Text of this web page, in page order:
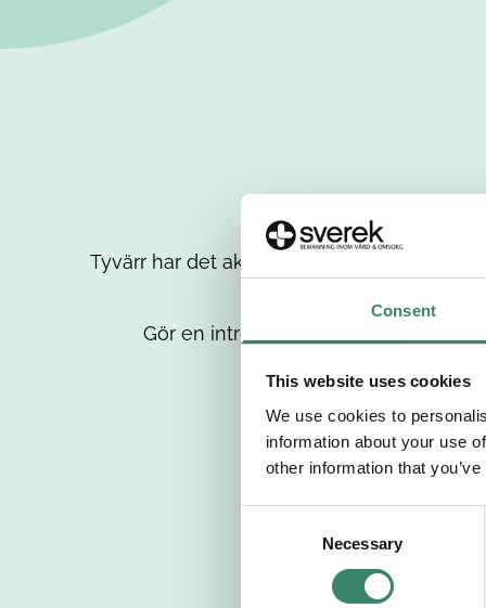
Consent
This website uses cookies
We use cookies to
information about your use
other information that
Necessary
Tyvärr har det aktuella jobbet tagits bort
Gör en intresseanmälan så